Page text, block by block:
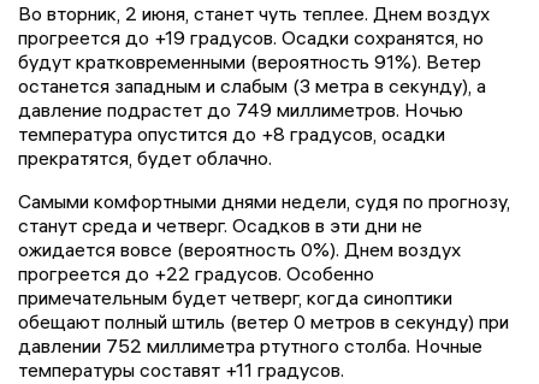
Во вторник, 2 июня, станет чуть теплее. Днем воздух
прогреется до +19 градусов. Осадки сохранятся, но
будут кратковременными (вероятность 91%). Ветер
останется западным и слабым (3 метра в секунду), а
давление подрастет до 749 миллиметров. Ночью
температура опустится до +8 градусов, осадки
прекратятся, будет облачно.
Самыми комфортными днями недели, судя по прогнозу,
станут среда и четверг. Осадков в эти дни не
ожидается вовсе (вероятность 0%). Днем воздух
прогреется до +22 градусов. Особенно
примечательным будет четверг, когда синоптики
обещают полный штиль (ветер 0 метров в секунду) при
давлении 752 миллиметра ртутного столба. Ночные
температуры составят +11 градусов.